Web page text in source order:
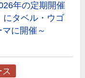
年の定期開催
にタベル・ウゴ
に開催～